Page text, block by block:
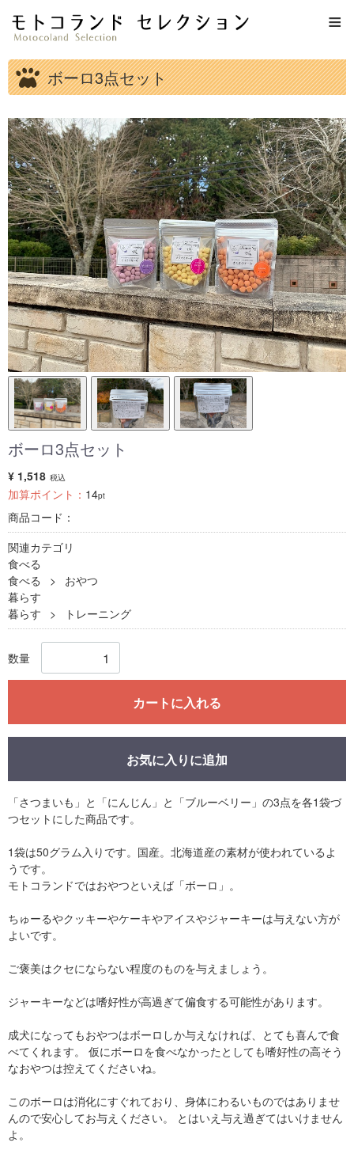
≡
ボーロ3点セット
ボーロ3点セット
¥ 1,518 税込
加算ポイント： 14pt
商品コード：
関連カテゴリ
食べる
食べる
おやつ
暮らす
暮らす
トレーニング
数量
カートに入れる
お気に入りに追加
「さつまいも」と「にんじん」と「ブルーベリー」の3点を各1袋づ
つセットにした商品です。
1袋は50グラム入りです。国産。北海道産の素材が使われているよ
うです。
モトコランドではおやつといえば「ボーロ」。
ちゅーるやクッキーやケーキやアイスやジャーキーは与えない方が
よいです。
ご褒美はクセにならない程度のものを与えましょう。
ジャーキーなどは嗜好性が高過ぎて偏食する可能性があります。
成犬になってもおやつはボーロしか与えなければ、とても喜んで食
べてくれます。 仮にボーロを食べなかったとしても嗜好性の高そう
なおやつは控えてくださいね。
このボーロは消化にすぐれており、身体にわるいものではありませ
んので安心してお与えください。 とはいえ与え過ぎてはいけません
よ。